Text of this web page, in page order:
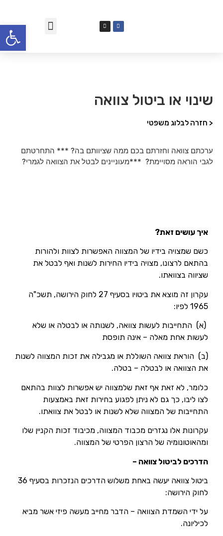
פתח
שינוי או ביטול צוואה
< חזרה לבלוג משפטי
ערכתם צוואה וחזרתם בכם ממה שציוותם בה? *** התחרטתם
לגבי הוראה מסויימת? ***מעוניינים לבטל את הצוואה לגמרי?
איך עושים זאת?
כשם שמצויה בידיו של המצווה האפשרות לצוות ולהורות
בהתאם לרצונו, מצויה בידיו החירות לשנות ואף לבטל את
שציווה בצוואתו.
עקרון זה מוצא את ביטויו בסעיף 27 לחוק הירושה, תשכ"ה
1965 לפיו:
(א) התחייבות לעשות צוואה, לשנותה או לבטלה או שלא
לעשות אחת מאלה – אינה תופסת
(ב) הוראת צוואה השוללת או מגבילה את זכות המצווה לשנות
את הצוואה או לבטלה – בטלה.
כלומר, לא זאת אף זאת שלמצווה יש אפשרות לצוות בהתאם
לצו ליבו, כך גם לא ניתן לפגוע בחירות זאת באמצעות
התחייבות של המצווה שלא לשנות או לבטל את צוואתו.
עקרונות אלו נגזרים מכבוד המצווה, מכיבוד זכות הקניין שלו
ומהאוטונומיה של הרצון הפרטי של המצווה.
הדרכים לביטול צוואה –
ביטול צוואה יעשה באחת משלוש הדרכים הנזכרות בסעיף 36
לחוק הירושה:
על ידי השמדת הצוואה – הדבר מחייב מעשה פיזי אשר מביא
לכיליונה.